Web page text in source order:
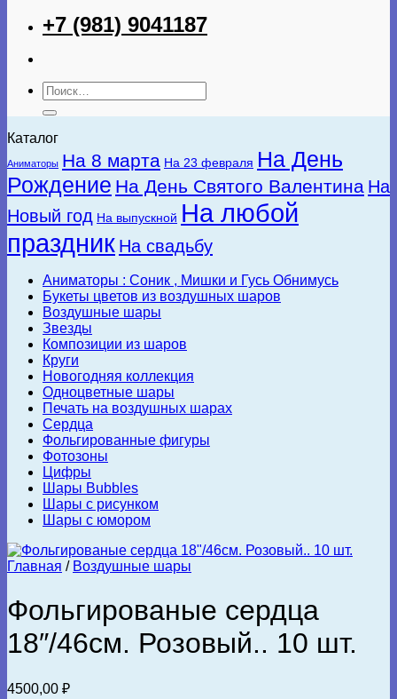
+7 (981) 9041187
Искать:
Каталог
Аниматоры На 8 марта На 23 февраля На День
Рождение На День Святого Валентина На
Новый год На выпускной На любой
праздник На свадьбу
Аниматоры : Соник , Мишки и Гусь Обнимусь
Букеты цветов из воздушных шаров
Воздушные шары
Звезды
Композиции из шаров
Круги
Новогодняя коллекция
Одноцветные шары
Печать на воздушных шарах
Сердца
Фольгированные фигуры
Фотозоны
Цифры
Шары Bubbles
Шары с рисунком
Шары с юмором
Главная / Воздушные шары
Фольгированые сердца
18″/46см. Розовый.. 10 шт.
4500,00 ₽